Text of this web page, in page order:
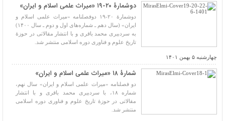
دوشمارۀ ۲۰-۱۹ «میراث علمی اسلام و ایران»
دوشمارۀ ۲۰-۱۹ دوفصلنامه «میراث علمی اسلام و
ایران» (سال دهم ـ شماره‌های اول و دوم ـ سال ۱۴۰۰)
به سردبیری محمد باقری و با انتشار مقالاتی در حوزۀ
تاریخ علوم و فناوری دوره اسلامی منتشر شد.
چهارشنبه ۵ بهمن ۱۴۰۱
شمارۀ ۱۸ «میراث علمی اسلام و ایران»
دو فصلنامه «میراث علمی اسلام و ایران» سال نهم،
شماره ۱۸، با سردبیری محمد باقری و با انتشار
مقالاتی در حوزۀ تاریخ علوم و فناوری دوره اسلامی
منتشر شد.